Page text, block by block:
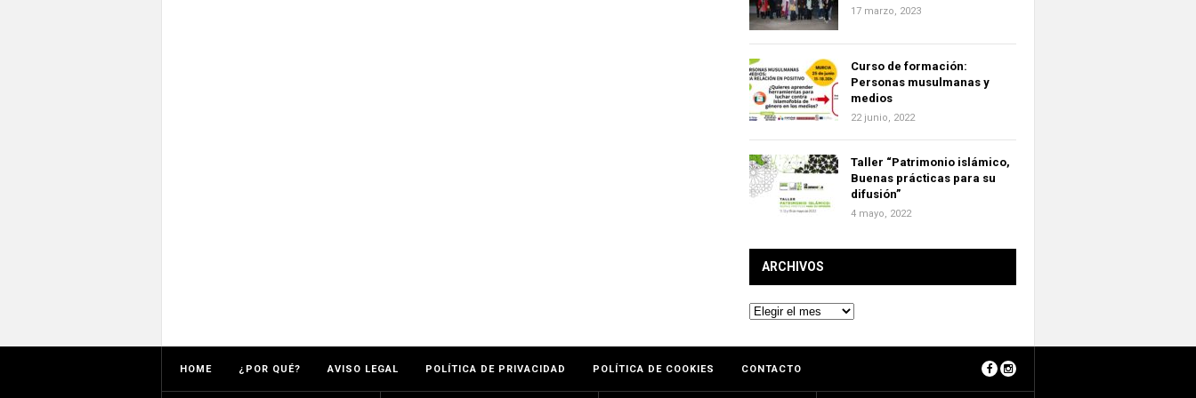
17 marzo, 2023
Curso de formación:
Personas musulmanas y
medios
22 junio, 2022
Taller “Patrimonio islámico,
Buenas prácticas para su
difusión”
4 mayo, 2022
ARCHIVOS
Archivos
HOME ¿POR QUÉ? AVISO LEGAL POLÍTICA DE PRIVACIDAD POLÍTICA DE COOKIES CONTACTO